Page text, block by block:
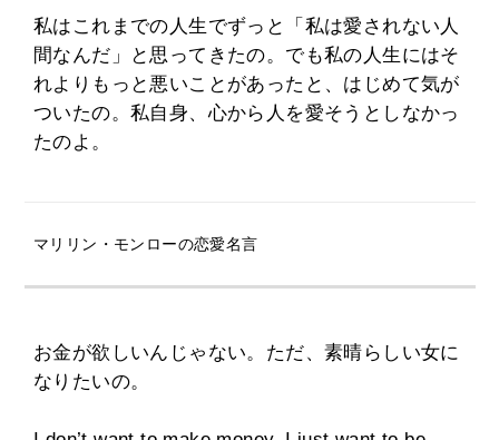
私はこれまでの人生でずっと「私は愛されない人
間なんだ」と思ってきたの。でも私の人生にはそ
れよりもっと悪いことがあったと、はじめて気が
ついたの。私自身、心から人を愛そうとしなかっ
たのよ。
マリリン・モンローの恋愛名言
お金が欲しいんじゃない。ただ、素晴らしい女に
なりたいの。